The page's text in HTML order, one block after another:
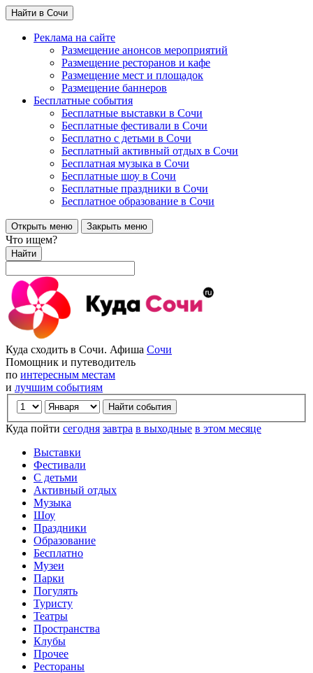
Найти в Сочи
Реклама на сайте
Размещение анонсов мероприятий
Размещение ресторанов и кафе
Размещение мест и площадок
Размещение баннеров
Бесплатные события
Бесплатные выставки в Сочи
Бесплатные фестивали в Сочи
Бесплатно с детьми в Сочи
Бесплатный активный отдых в Сочи
Бесплатная музыка в Сочи
Бесплатные шоу в Сочи
Бесплатные праздники в Сочи
Бесплатное образование в Сочи
Открыть меню Закрыть меню
Что ищем?
Найти
Куда сходить в Сочи. Афиша Сочи
Помощник и путеводитель
по интересным местам
и лучшим событиям
Куда пойти сегодня завтра в выходные в этом месяце
Выставки
Фестивали
С детьми
Активный отдых
Музыка
Шоу
Праздники
Образование
Бесплатно
Музеи
Парки
Погулять
Туристу
Театры
Пространства
Клубы
Прочее
Рестораны